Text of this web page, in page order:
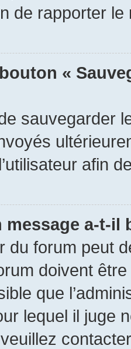
de rapporter le
«
sauvegarder
afin
a-t-il
du forum peut
doivent
que
lequel il juge